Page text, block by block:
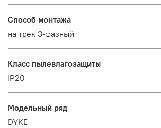
Способ монтажа
на трек 3-фазный
Класс пылевлагозащиты
IP20
Модельный ряд
DYKE